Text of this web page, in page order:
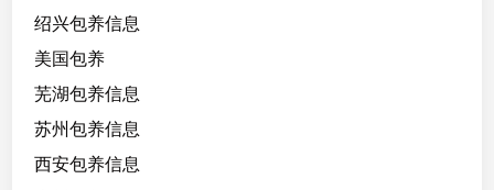
绍兴包养信息
美国包养
芜湖包养信息
苏州包养信息
西安包养信息